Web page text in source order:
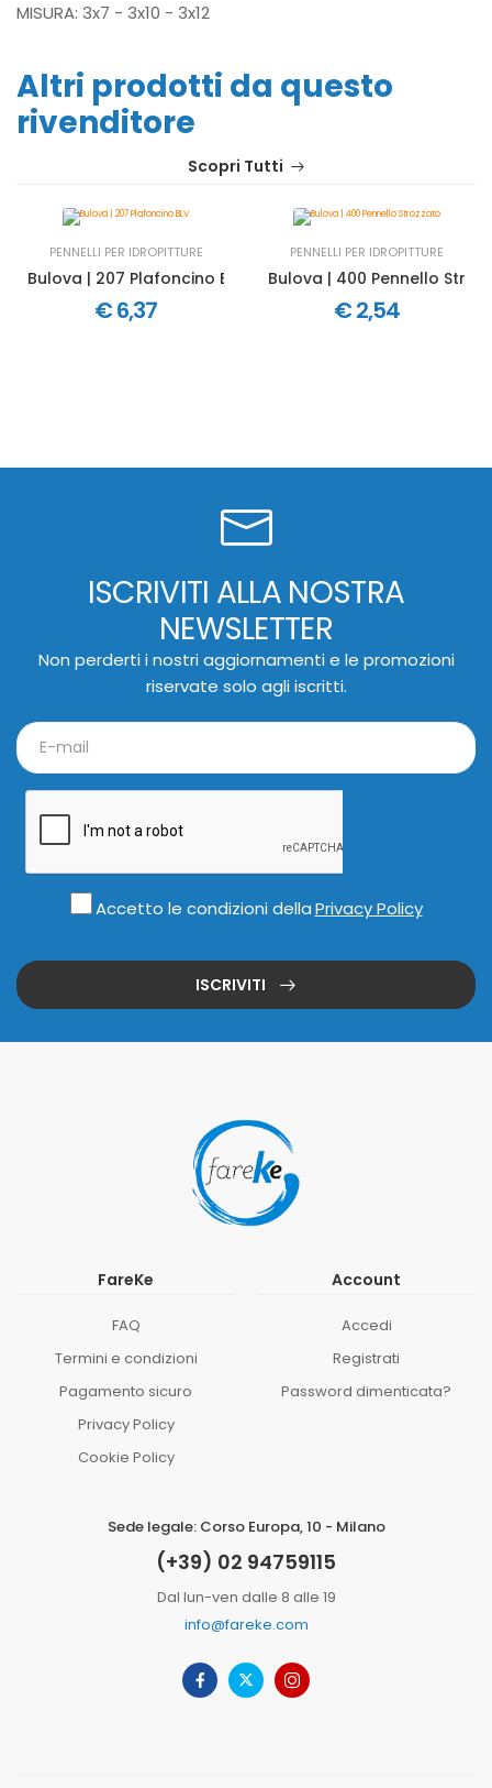
MISURA: 3x7 - 3x10 - 3x12
Altri prodotti da questo
rivenditore
Scopri Tutti
PENNELLI PER IDROPITTURE
Bulova | 207 Plafoncino BLV
€ 6,37
PENNELLI PER IDROPITTURE
Bulova | 400 Pennello
€ 2,54
ISCRIVITI ALLA NOSTRA
NEWSLETTER
Non perderti i nostri aggiornamenti e le promozioni
riservate solo agli iscritti.
Accetto le condizioni dellaPrivacy Policy
ISCRIVITI
FareKe
FAQ
Termini e condizioni
Pagamento sicuro
Privacy Policy
Cookie Policy
Account
Accedi
Registrati
Password dimenticata?
Sede legale: Corso Europa, 10 - Milano
(+39) 02 94759115
Dal lun-ven dalle 8 alle 19
info@fareke.com